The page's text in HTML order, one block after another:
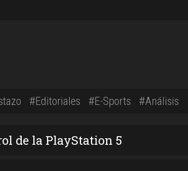
#Editoriales #E-Sports #Análisis
de la PlayStation 5